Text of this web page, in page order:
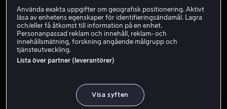
Från 49 kr
Använda exakta uppgifter om geografisk positionering. Aktivt
läsa av enhetens egenskaper för identifieringsändamål. Lagra
och/eller få åtkomst till information på en enhet.
Personanpassad reklam och innehåll, reklam- och
innehållsmätning, forskning angående målgrupp och
tjänsteutveckling.
Lista över partner (leverantörer)
Visa syften